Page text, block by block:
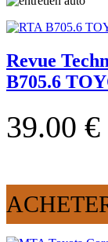
Revue
B705.6
39.00 €